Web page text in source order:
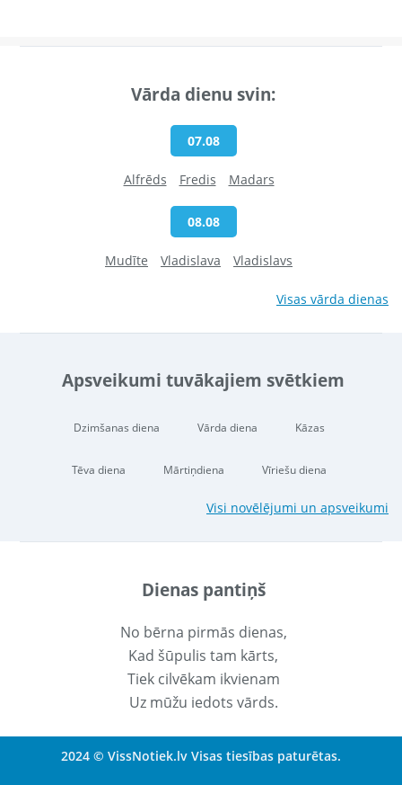
Vārda dienu svin:
07.08
Alfrēds Fredis Madars
08.08
Mudīte Vladislava Vladislavs
Visas vārda dienas
Apsveikumi tuvākajiem svētkiem
Dzimšanas diena Vārda diena Kāzas
Tēva diena Mārtiņdiena Vīriešu diena
Visi novēlējumi un apsveikumi
Dienas pantiņš
No bērna pirmās dienas,
Kad šūpulis tam kārts,
Tiek cilvēkam ikvienam
Uz mūžu iedots vārds.
2024 © VissNotiek.lv Visas tiesības paturētas.